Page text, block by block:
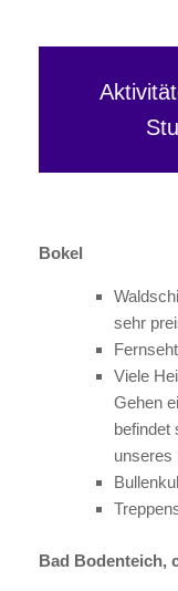
Bokel
sehr
Viele
Gehen
befindet
unseres
Bad Bodenteich,